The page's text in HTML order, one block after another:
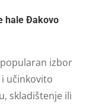
hale Đakovo
izbor
učinkovito
skladištenje ili